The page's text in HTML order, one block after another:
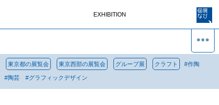
EXHIBITION
東京都の展覧会 東京西部の展覧会 グループ展 クラフト #作陶
#陶芸 #グラフィックデザイン